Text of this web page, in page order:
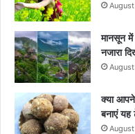
मानसून में
नजारा
क्या
बनाएं यह